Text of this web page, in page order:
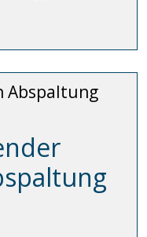
Abspaltung